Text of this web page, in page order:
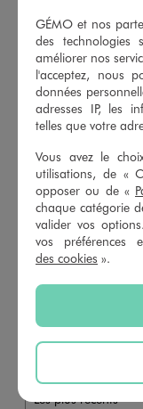
AJOUTER
4.2/
Basé sur44 avis
contrôle
Voir tous les avis
5étoiles
3
GÉMO et nos
des
améliorer nos
l'acceptez, nous
données
adresses IP, les
telles que votre
Vous avez le
utilisations, de «
opposer ou de «
chaque catégorie
valider vos
vos préférences
des cookies ».